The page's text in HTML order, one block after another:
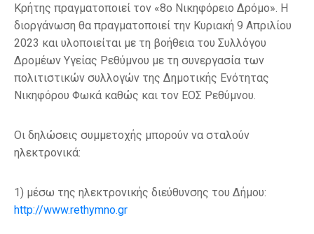
Κρήτης πραγματοποιεί τον «8ο Νικηφόρειο Δρόμο». Η
διοργάνωση θα πραγματοποιεί την Κυριακή 9 Απριλίου
2023 και υλοποιείται με τη βοήθεια του Συλλόγου
Δρομέων Υγείας Ρεθύμνου με τη συνεργασία των
πολιτιστικών συλλογών της Δημοτικής Ενότητας
Νικηφόρου Φωκά καθώς και τον ΕΟΣ Ρεθύμνου.
Οι δηλώσεις συμμετοχής μπορούν να σταλούν
ηλεκτρονικά:
1) μέσω της ηλεκτρονικής διεύθυνσης του Δήμου:
http://www.rethymno.gr